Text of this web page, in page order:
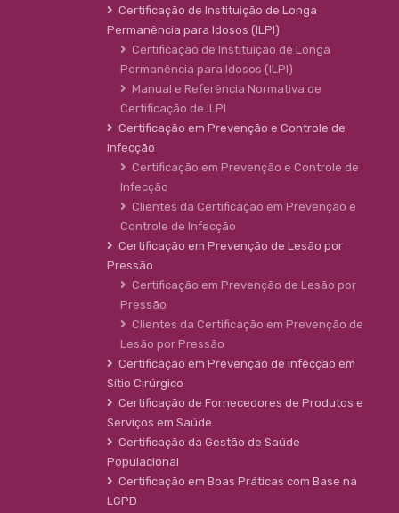
Certificação de Instituição de Longa
Permanência para Idosos (ILPI)
Certificação de Instituição de Longa
Permanência para Idosos (ILPI)
Manual e Referência Normativa de
Certificação de ILPI
Certificação em Prevenção e Controle de
Infecção
Certificação em Prevenção e Controle de
Infecção
Clientes da Certificação em Prevenção e
Controle de Infecção
Certificação em Prevenção de Lesão por
Pressão
Certificação em Prevenção de Lesão por
Pressão
Clientes da Certificação em Prevenção de
Lesão por Pressão
Certificação em Prevenção de infecção em
Sítio Cirúrgico
Certificação de Fornecedores de Produtos e
Serviços em Saúde
Certificação da Gestão de Saúde
Populacional
Certificação em Boas Práticas com Base na
LGPD